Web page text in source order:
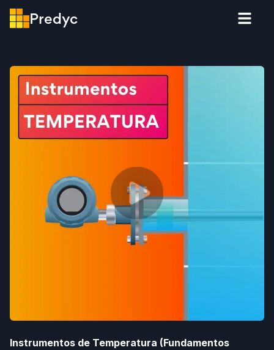
Predyc
Instrumentos de Temperatura (Fundamentos